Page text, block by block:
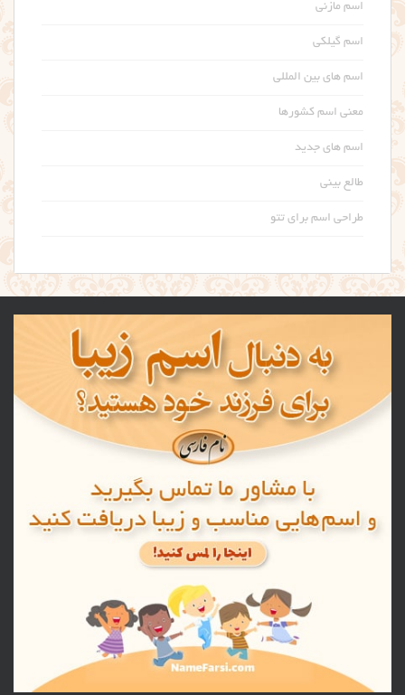
اسم مازنی
اسم گیلکی
اسم های بین المللی
معنی اسم کشورها
اسم های جدید
طالع بینی
طراحی اسم برای تتو